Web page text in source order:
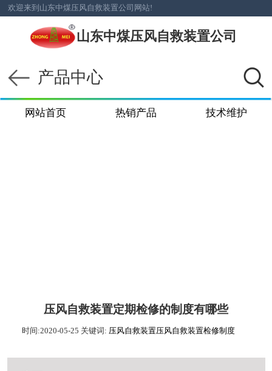
欢迎来到山东中煤压风自救装置公司网站!
山东中煤压风自救装置公司
产品中心
网站首页 热销产品 技术维护
压风自救装置定期检修的制度有哪些
时间:2020-05-25 关键词: 压风自救装置压风自救装置检修制度